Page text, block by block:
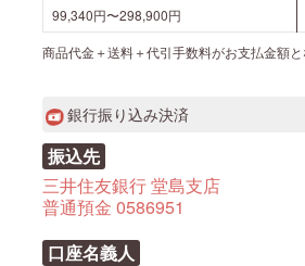
99,340円〜298,900円
商品代金＋送料＋代引手数料がお支払金額と
銀行振り込み決済
振込先
三井住友銀行 堂島支店
普通預金 0586951
口座名義人